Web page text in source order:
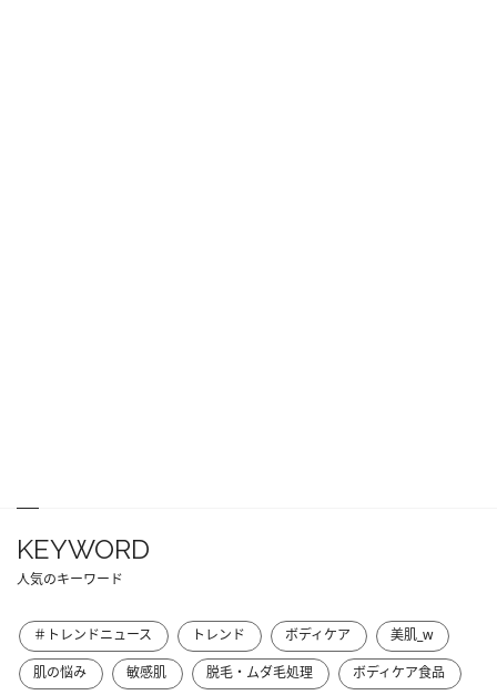
KEYWORD
人気のキーワード
＃トレンドニュース トレンド ボディケア
美肌_w
肌の悩み
敏感肌 脱毛・ムダ毛処理
ボディケア食品